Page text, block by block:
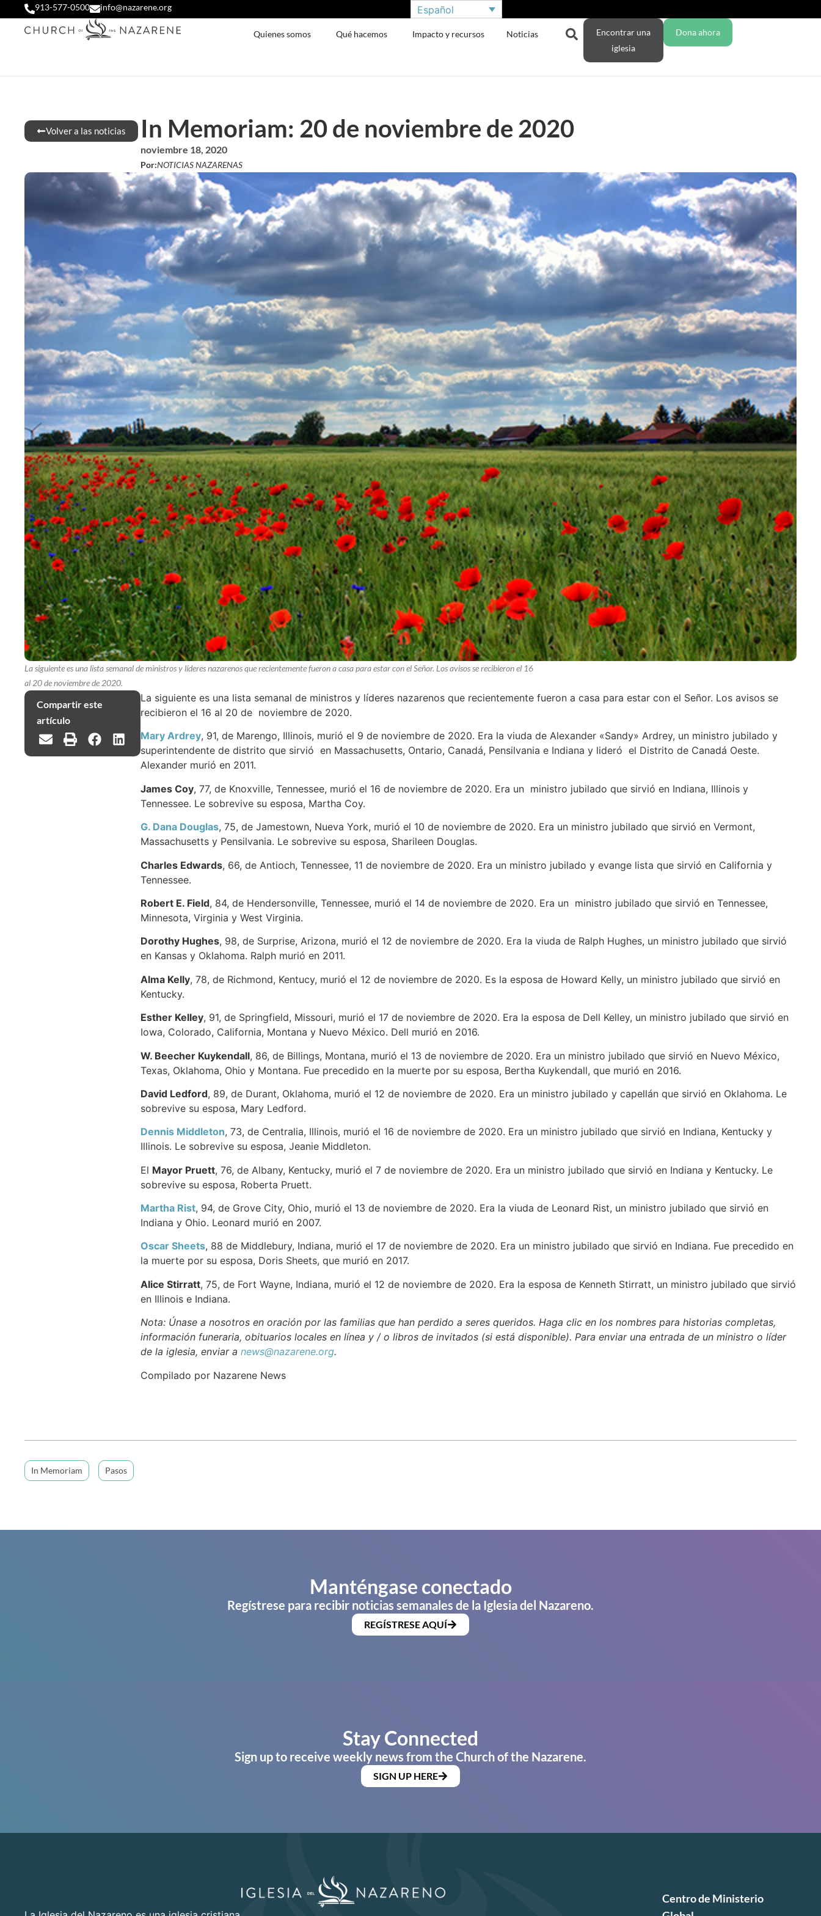
913-577-0500 info@nazarene.org Español
Quienes somos Qué hacemos Impacto y recursos Noticias
Encontrar una
iglesia
Dona ahora
Volver a las noticias In Memoriam: 20 de noviembre de 2020
noviembre 18, 2020
Por:NOTICIAS NAZARENAS
La siguiente es una lista semanal de ministros y líderes nazarenos que recientemente fueron a casa para estar con el Señor. Los avisos se recibieron el 16
al 20 de noviembre de 2020.
Compartir este
artículo
La siguiente es una lista semanal de ministros y líderes nazarenos que recientemente fueron a casa para estar con el Señor. Los avisos se
recibieron el 16 al 20 de noviembre de 2020.
Mary Ardrey, 91, de Marengo, Illinois, murió el 9 de noviembre de 2020. Era la viuda de Alexander «Sandy» Ardrey, un ministro jubilado y
superintendente de distrito que sirvió en Massachusetts, Ontario, Canadá, Pensilvania e Indiana y lideró el Distrito de Canadá Oeste.
Alexander murió en 2011.
James Coy, 77, de Knoxville, Tennessee, murió el 16 de noviembre de 2020. Era un ministro jubilado que sirvió en Indiana, Illinois y
Tennessee. Le sobrevive su esposa, Martha Coy.
G. Dana Douglas, 75, de Jamestown, Nueva York, murió el 10 de noviembre de 2020. Era un ministro jubilado que sirvió en Vermont,
Massachusetts y Pensilvania. Le sobrevive su esposa, Sharileen Douglas.
Charles Edwards, 66, de Antioch, Tennessee, 11 de noviembre de 2020. Era un ministro jubilado y evange lista que sirvió en California y
Tennessee.
Robert E. Field, 84, de Hendersonville, Tennessee, murió el 14 de noviembre de 2020. Era un ministro jubilado que sirvió en Tennessee,
Minnesota, Virginia y West Virginia.
Dorothy Hughes, 98, de Surprise, Arizona, murió el 12 de noviembre de 2020. Era la viuda de Ralph Hughes, un ministro jubilado que sirvió
en Kansas y Oklahoma. Ralph murió en 2011.
Alma Kelly, 78, de Richmond, Kentucy, murió el 12 de noviembre de 2020. Es la esposa de Howard Kelly, un ministro jubilado que sirvió en
Kentucky.
Esther Kelley, 91, de Springfield, Missouri, murió el 17 de noviembre de 2020. Era la esposa de Dell Kelley, un ministro jubilado que sirvió en
Iowa, Colorado, California, Montana y Nuevo México. Dell murió en 2016.
W. Beecher Kuykendall, 86, de Billings, Montana, murió el 13 de noviembre de 2020. Era un ministro jubilado que sirvió en Nuevo México,
Texas, Oklahoma, Ohio y Montana. Fue precedido en la muerte por su esposa, Bertha Kuykendall, que murió en 2016.
David Ledford, 89, de Durant, Oklahoma, murió el 12 de noviembre de 2020. Era un ministro jubilado y capellán que sirvió en Oklahoma. Le
sobrevive su esposa, Mary Ledford.
Dennis Middleton, 73, de Centralia, Illinois, murió el 16 de noviembre de 2020. Era un ministro jubilado que sirvió en Indiana, Kentucky y
Illinois. Le sobrevive su esposa, Jeanie Middleton.
El Mayor Pruett, 76, de Albany, Kentucky, murió el 7 de noviembre de 2020. Era un ministro jubilado que sirvió en Indiana y Kentucky. Le
sobrevive su esposa, Roberta Pruett.
Martha Rist, 94, de Grove City, Ohio, murió el 13 de noviembre de 2020. Era la viuda de Leonard Rist, un ministro jubilado que sirvió en
Indiana y Ohio. Leonard murió en 2007.
Oscar Sheets, 88 de Middlebury, Indiana, murió el 17 de noviembre de 2020. Era un ministro jubilado que sirvió en Indiana. Fue precedido en
la muerte por su esposa, Doris Sheets, que murió en 2017.
Alice Stirratt, 75, de Fort Wayne, Indiana, murió el 12 de noviembre de 2020. Era la esposa de Kenneth Stirratt, un ministro jubilado que sirvió
en Illinois e Indiana.
Nota: Únase a nosotros en oración por las familias que han perdido a seres queridos. Haga clic en los nombres para historias completas,
información funeraria, obituarios locales en línea y / o libros de invitados (si está disponible). Para enviar una entrada de un ministro o líder
de la iglesia, enviar a news@nazarene.org.
Compilado por Nazarene News
In Memoriam Pasos
Manténgase conectado
Regístrese para recibir noticias semanales de la Iglesia del Nazareno.
REGÍSTRESE AQUÍ
Stay Connected
Sign up to receive weekly news from the Church of the Nazarene.
SIGN UP HERE
Centro de Ministerio